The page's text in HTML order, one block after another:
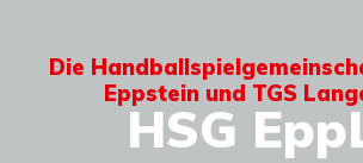
Die
Eppstein und TGS
HSG